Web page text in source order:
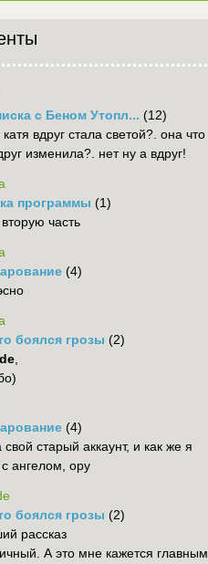
с Беном Утопл... (12)
катя вдруг стала светой?. она что
изменила?. нет ну а вдруг!
программы (1)
часть
(4)
боялся грозы (2)
(4)
старый аккаунт, и как же я
ангелом, ору
боялся грозы (2)
рассказ
А это мне кажется главным